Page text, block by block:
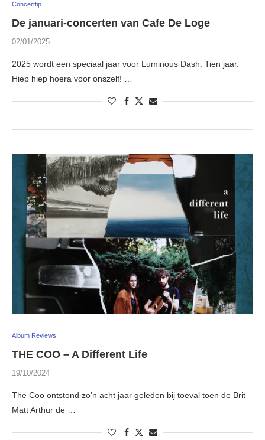
Concerttip
De januari-concerten van Cafe De Loge
02/01/2025
2025 wordt een speciaal jaar voor Luminous Dash. Tien jaar.
Hiep hiep hoera voor onszelf! …
Album Reviews
THE COO – A Different Life
19/10/2024
The Coo ontstond zo’n acht jaar geleden bij toeval toen de Brit
Matt Arthur de …